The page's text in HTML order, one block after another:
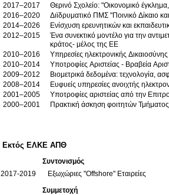
2017–2017
Θερινό Σχολείο: "Οικονομικό
2016–2020
Διϊδρυματικό ΠΜΣ "Ποινικό Δίκαιο
2014–2026
Ενίσχυση ερευνητικών και
2012–2015
Ένα συνεκτικό μοντέλο για την
κράτος- μέλος της ΕΕ
2010–2016
Υπηρεσίες ηλεκτρονικής
2010–2014
2009–2012
Βιομετρικά δεδομένα: τεχνολογία,
2008–2014
Ευφυείς υπηρεσίες ανοιχτής
2001–2005
2000–2001
Πρακτική άσκηση φοιτητών
Εκτός ΕΛΚΕ ΑΠΘ
Συντονισμός
2017-2019
Εξωχώριες "Offshore" Εταιρείες
Συμμετοχή